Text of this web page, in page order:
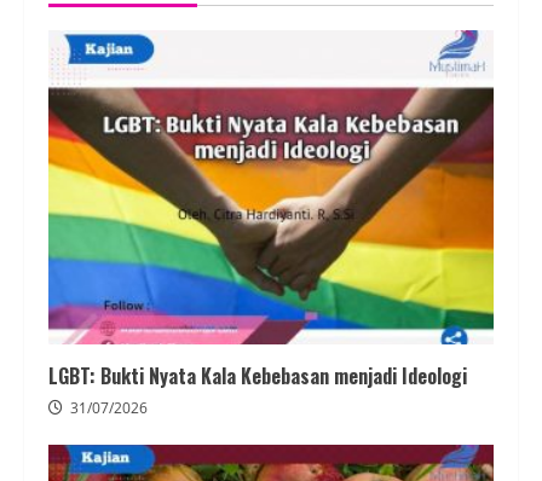
LGBT: Bukti Nyata Kala Kebebasan menjadi Ideologi
31/07/2026